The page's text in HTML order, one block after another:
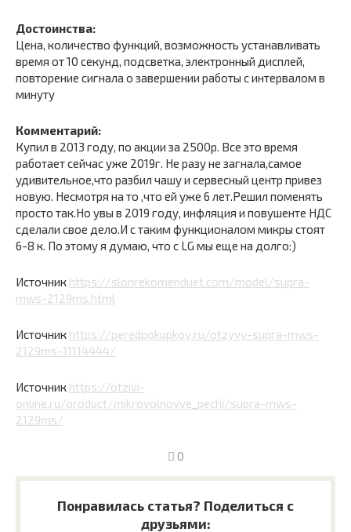
Достоинства:
Цена, количество функций, возможность устанавливать
время от 10 секунд, подсветка, электронный дисплей,
повторение сигнала о завершении работы с интервалом в
минуту
Комментарий:
Купил в 2013 году, по акции за 2500р. Все это время
работает сейчас уже 2019г. Не разу не загнала,самое
удивительное,что разбил чашу и сервесный центр привез
новую. Несмотря на то ,что ей уже 6 лет.Решил поменять
просто так.Но увы в 2019 году, инфляция и повушенте НДС
сделали свое дело.И с таким функционалом микры стоят
6-8 к. По этому я думаю, что с LG мы еще на долго:)
Источник https://slonrekomenduet.com/model/supra-
mws-2129ms.html
Источник https://peredpokupkoy.ru/otzyvy-supra-mws-
2129ms-11114444/
Источник https://otzivi-
online.ru/product/mikrovolnovye_pechi/supra-mws-
2129ms/
0
Понравилась статья? Поделиться с
друзьями: